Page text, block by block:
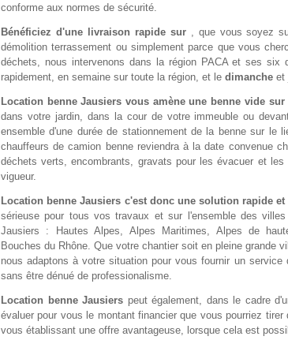
conforme aux normes de sécurité.
Bénéficiez d'une livraison rapide sur , que vous soyez
démolition terrassement ou simplement parce que vous
déchets, nous intervenons dans la région PACA et ses six
rapidement, en semaine sur toute la région, et le dimanche et
Location benne Jausiers vous amène une benne vide
dans votre jardin, dans la cour de votre immeuble ou
ensemble d'une durée de stationnement de la benne sur le
chauffeurs de camion benne reviendra à la date convenue
déchets verts, encombrants, gravats pour les évacuer et
vigueur.
Location benne Jausiers c'est donc une solution rapide
sérieuse pour tous vos travaux et sur l'ensemble des
Jausiers : Hautes Alpes, Alpes Maritimes, Alpes de
Bouches du Rhône. Que votre chantier soit en pleine grande
nous adaptons à votre situation pour vous fournir un service
sans être dénué de professionalisme.
Location benne Jausiers peut également, dans le cadre
évaluer pour vous le montant financier que vous pourriez
vous établissant une offre avantageuse, lorsque cela est